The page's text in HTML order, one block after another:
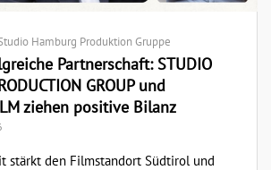
Hamburg Produktion Gruppe
Partnerschaft: STUDIO
GROUP und
ziehen positive Bilanz
stärkt den Filmstandort Südtirol und